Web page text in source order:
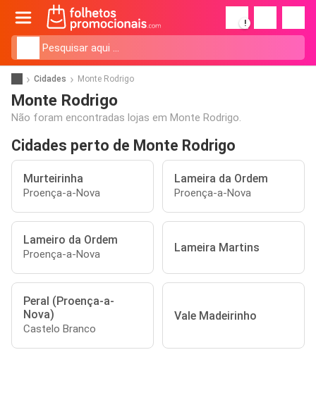
!
Cidades Monte Rodrigo
Monte Rodrigo
Não foram encontradas lojas em Monte Rodrigo.
Cidades perto de Monte Rodrigo
Murteirinha
Proença-a-Nova
Lameira da Ordem
Proença-a-Nova
Lameiro da Ordem
Proença-a-Nova Lameira Martins
Peral (Proença-a-
Nova)
Castelo Branco
Vale Madeirinho